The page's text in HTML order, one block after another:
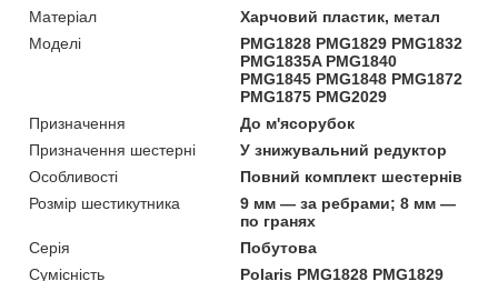
Матеріал
Харчовий пластик, метал
Моделі
PMG1828 PMG1829 PMG1832
PMG1835A PMG1840
PMG1845 PMG1848 PMG1872
PMG1875 PMG2029
Призначення
До м'ясорубок
Призначення шестерні
У знижувальний редуктор
Особливості
Повний комплект шестернів
Розмір шестикутника
9 мм — за ребрами; 8 мм —
по гранях
Серія
Побутова
Сумісність
Polaris PMG1828 PMG1829